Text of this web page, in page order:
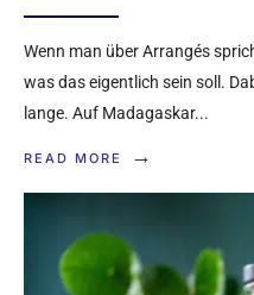
Wenn man über Arrangés
was das eigentlich sein soll.
lange. Auf Madagaskar...
READ MORE →